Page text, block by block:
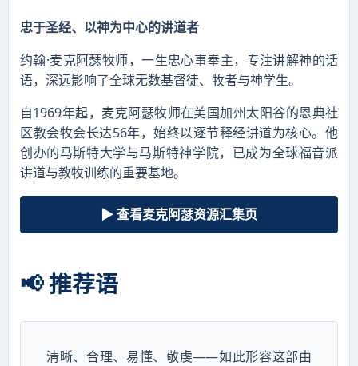
忠于圣经、以神为中心的讲道者
约翰·麦克阿瑟牧师，一生忠心事奉主，专注讲解神的话
语，深远影响了全球无数基督徒、牧者与神学生。
自1969年起，麦克阿瑟牧师在美国加州太阳谷的恩典社
区教会牧会长达56年，始终以逐节释经讲道为核心。他
创办的马斯特大学与马斯特神学院，已成为全球福音派
讲道与教牧训练的重要基地。
▶ 查看麦克阿瑟资源汇集页
📢 推荐语
清晰、合理、易懂、敬虔——如此形容这部由